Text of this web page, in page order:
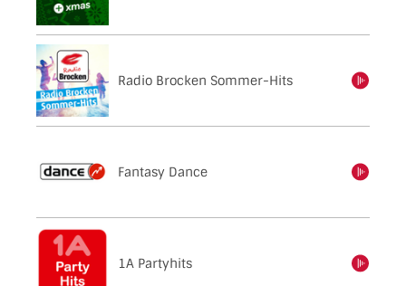
Radio Brocken Sommer-Hitseinschalten
Fantasy Dance
1A Partyhits